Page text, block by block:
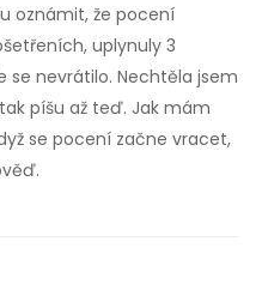
oznámit, že pocení
uplynuly 3
se nevrátilo. Nechtěla jsem
píšu až teď. Jak mám
se pocení začne vracet,